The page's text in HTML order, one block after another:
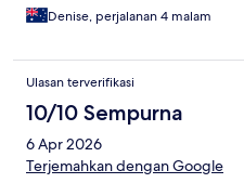
Denise, perjalanan 4 malam
Ulasan terverifikasi
10/10 Sempurna
6 Apr 2026
Terjemahkan dengan Google